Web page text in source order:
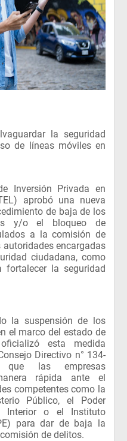
la seguridad
de líneas móviles en
Inversión Privada en
aprobó una nueva
de baja de los
y/o el bloqueo de
a la comisión de
encargadas
ciudadana, como
fortalecer la seguridad
la suspensión de los
el marco del estado de
esta medida
Directivo n° 134-
que las empresas
rápida ante el
competentes como la
Público, el Poder
Interior o el Instituto
para dar de baja la
de delitos.